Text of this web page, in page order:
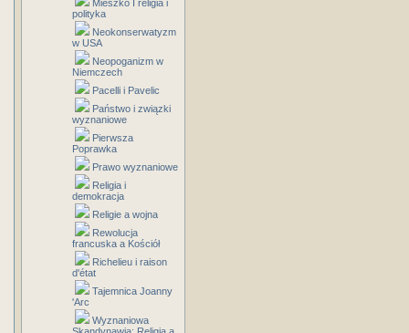
Mieszko I religia i
polityka
Neokonserwatyzm
w USA
Neopoganizm w
Niemczech
Pacelli i Pavelic
Państwo i związki
wyznaniowe
Pierwsza
Poprawka
Prawo wyznaniowe
Religia i
demokracja
Religie a wojna
Rewolucja
francuska a Kościół
Richelieu i raison
d'état
Tajemnica Joanny
'Arc
Wyznaniowa